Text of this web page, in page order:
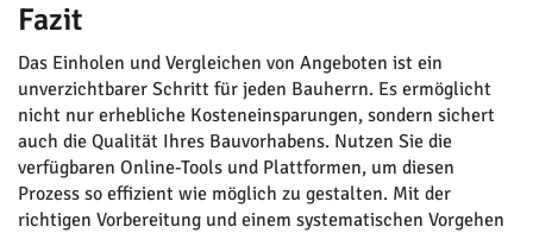
Fazit
Das Einholen und Vergleichen von Angeboten ist ein
unverzichtbarer Schritt für jeden Bauherrn. Es ermöglicht
nicht nur erhebliche Kosteneinsparungen, sondern sichert
auch die Qualität Ihres Bauvorhabens. Nutzen Sie die
verfügbaren Online-Tools und Plattformen, um diesen
Prozess so effizient wie möglich zu gestalten. Mit der
richtigen Vorbereitung und einem systematischen Vorgehen